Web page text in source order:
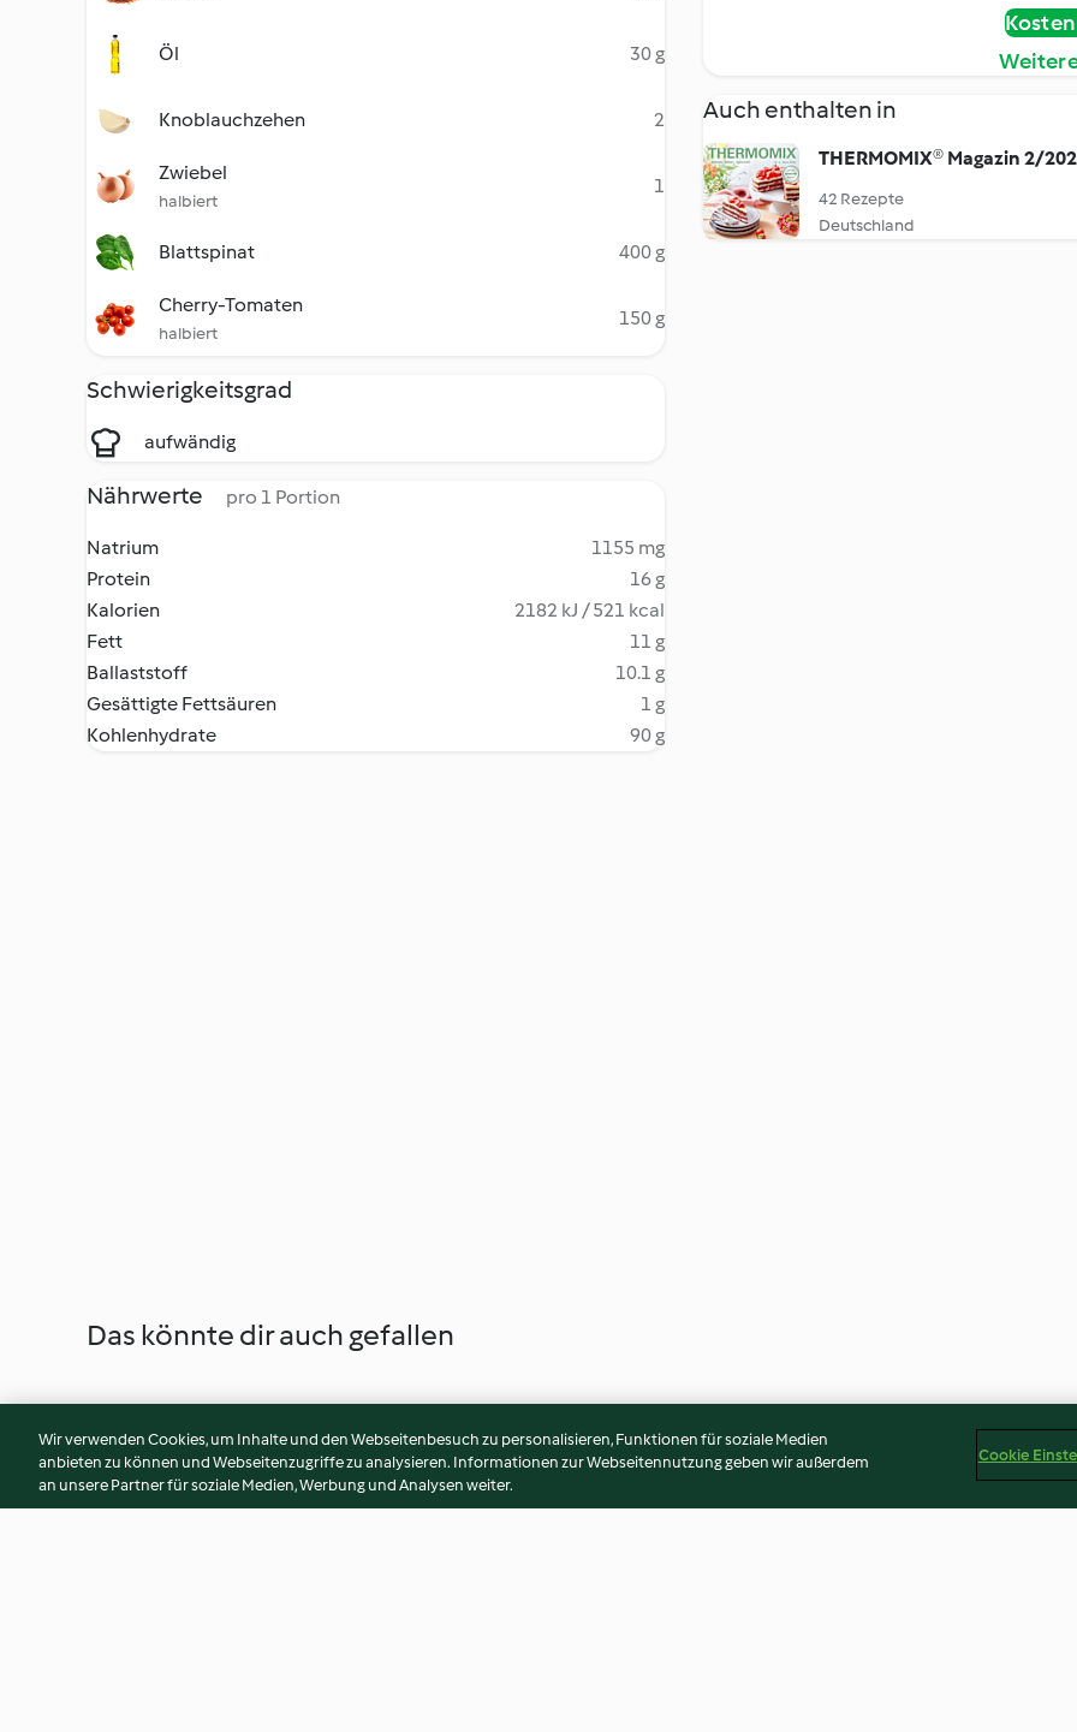
Öl 30 g
Knoblauchzehen 2
Zwiebel
halbiert
1
Blattspinat 400 g
Cherry-Tomaten
halbiert
150 g
Schwierigkeitsgrad
aufwändig
Nährwerte pro 1 Portion
Natrium
1155 mg
Protein
16 g
Kalorien
2182 kJ / 521 kcal
Fett
11 g
Ballaststoff
10.1 g
Gesättigte Fettsäuren
1 g
Kohlenhydrate
90 g
Auch enthalten in
THERMOMIX® Magazin 2/
42 Rezepte
Deutschland
Das könnte dir auch gefallen
Wir verwenden Cookies, um Inhalte und den Webseitenbesuch zu personalisieren, Funktionen für soziale Medien
anbieten zu können und Webseitenzugriffe zu analysieren. Informationen zur Webseitennutzung geben wir außerdem
an unsere Partner für soziale Medien, Werbung und Analysen weiter.
Cookie